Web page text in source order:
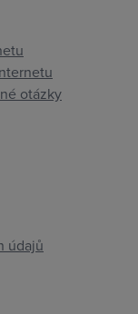
otázky
údajů